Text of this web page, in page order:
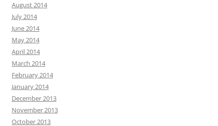
August 2014
July 2014
June 2014
May 2014
April 2014
March 2014
February 2014
January 2014
December 2013
November 2013
October 2013